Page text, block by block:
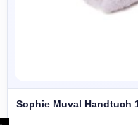
Sophie Muval Handtuch